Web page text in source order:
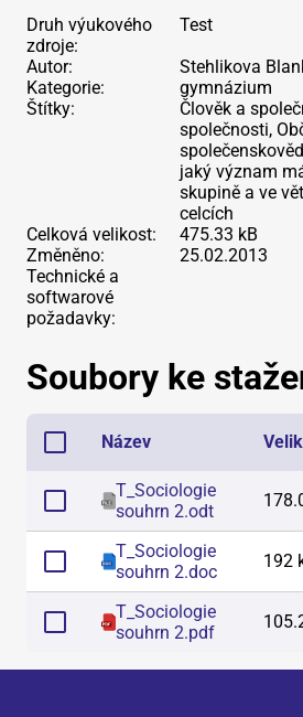
Druh výukového
zdroje:
Test
Autor:
Stehlikova
Kategorie:
gymnázium
Štítky:
Člověk a
společnosti,
jaký význam
skupině a ve
celcích
Celková velikost:
475.33 kB
Změněno:
25.02.2013
Technické a
softwarové
požadavky:
Soubory ke
Název
T_Sociologie
souhrn 2.odt
T_Sociologie
souhrn 2.doc
192
T_Sociologie
souhrn 2.pdf